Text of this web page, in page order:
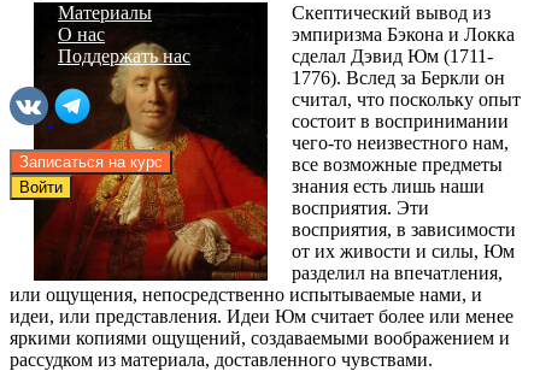
Материалы
О нас
Поддержать нас
Записаться на курс
Войти
Скептический вывод из
эмпиризма Бэкона и Локка
сделал Дэвид Юм (1711-
1776). Вслед за Беркли он
считал, что поскольку опыт
состоит в воспринимании
чего-то неизвестного нам,
все возможные предметы
знания есть лишь наши
восприятия. Эти
восприятия, в зависимости
от их живости и силы, Юм
разделил на впечатления,
или ощущения, непосредственно испытываемые нами, и
идеи, или представления. Идеи Юм считает более или менее
яркими копиями ощущений, создаваемыми воображением и
рассудком из материала, доставленного чувствами.